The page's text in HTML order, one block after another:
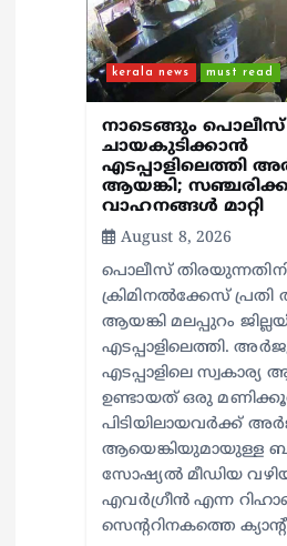
kerala news must read
നാടെങ്ങും
ചായകുടിക്കാൻ
എടപ്പാളിലെത്തി
ആയങ്കി;
വാഹനങ്ങൾ മാറ്റി
August 8, 2026
പൊലീസ്
ക്രിമിനല്‍ക്കേസ്
ആയങ്കി മലപ്പുറം
എടപ്പാളിലെത്തി.
എടപ്പാളിലെ
ഉണ്ടായത് ഒരു മണിക്കൂർ
പിടിയിലായവർക്ക്
ആയെങ്കിയുമായുള്ള
സോഷ്യൽ മീഡിയ
എവർഗ്രീൻ എന്ന
സെന്ററിനകത്തെ